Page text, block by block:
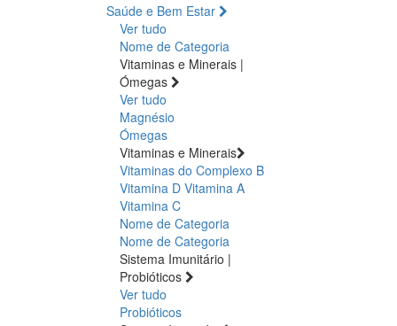
Saúde e Bem Estar
Ver tudo
Nome de Categoria
Vitaminas e Minerais |
Ómegas
Ver tudo
Magnésio
Ómegas
Vitaminas e Minerais
Vitaminas do Complexo B
Vitamina D Vitamina A
Vitamina C
Nome de Categoria
Nome de Categoria
Sistema Imunitário |
Probióticos
Ver tudo
Probióticos